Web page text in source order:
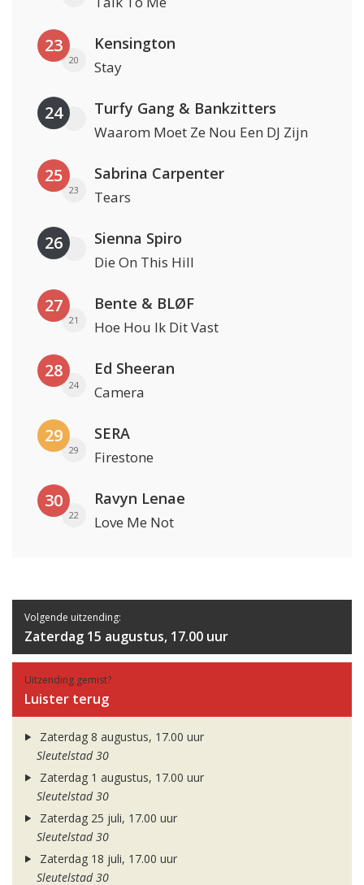
23
20
Kensington
Stay
24 Turfy Gang & Bankzitters
Waarom Moet Ze Nou Een DJ Zijn
25
23
Sabrina Carpenter
Tears
26 Sienna Spiro
Die On This Hill
27
21
Bente & BLØF
Hoe Hou Ik Dit Vast
28
24
Ed Sheeran
Camera
29
29
SERA
Firestone
30
22
Ravyn Lenae
Love Me Not
Volgende uitzending:
Zaterdag 15 augustus, 17.00 uur
Uitzending gemist?
Luister terug
Zaterdag 8 augustus, 17.00 uur
Sleutelstad 30
Zaterdag 1 augustus, 17.00 uur
Sleutelstad 30
Zaterdag 25 juli, 17.00 uur
Sleutelstad 30
Zaterdag 18 juli, 17.00 uur
Sleutelstad 30